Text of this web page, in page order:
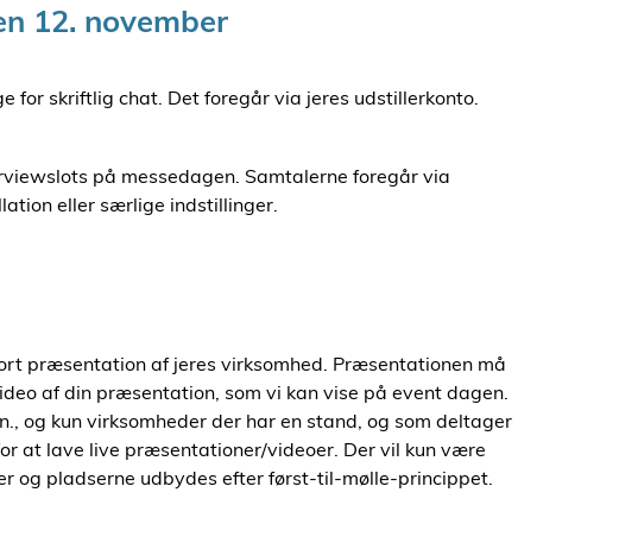
12. november
for skriftlig chat. Det foregår via jeres udstillerkonto.
på messedagen. Samtalerne foregår via
eller særlige indstillinger.
præsentation af jeres virksomhed. Præsentationen må
af din præsentation, som vi kan vise på event dagen.
og kun virksomheder der har en stand, og som deltager
at lave live præsentationer/videoer. Der vil kun være
og pladserne udbydes efter først-til-mølle-princippet.